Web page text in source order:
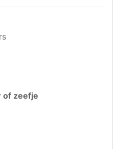
of zeefje